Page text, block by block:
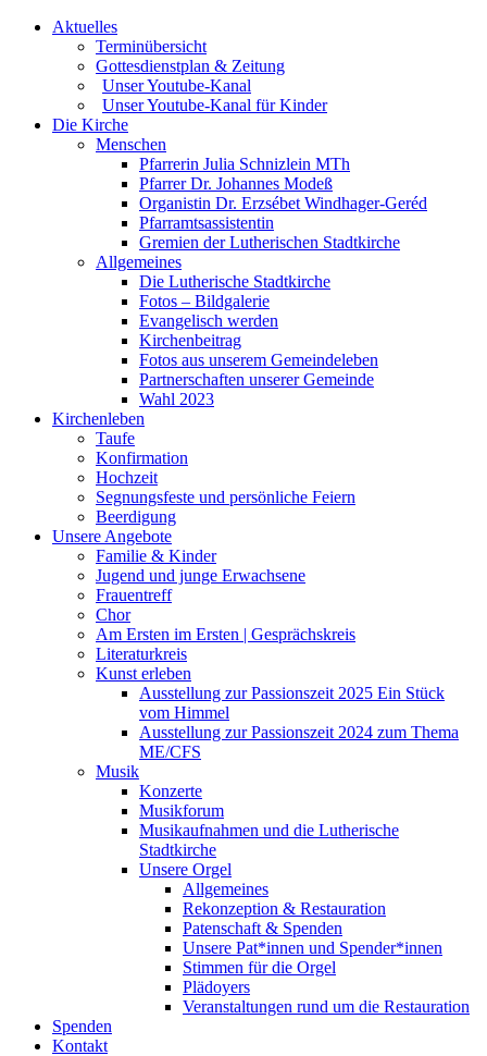
Aktuelles
Terminübersicht
Gottesdienstplan & Zeitung
Unser Youtube-Kanal
Unser Youtube-Kanal für Kinder
Die Kirche
Menschen
Pfarrerin Julia Schnizlein MTh
Pfarrer Dr. Johannes Modeß
Organistin Dr. Erzsébet Windhager-Geréd
Pfarramtsassistentin
Gremien der Lutherischen Stadtkirche
Allgemeines
Die Lutherische Stadtkirche
Fotos – Bildgalerie
Evangelisch werden
Kirchenbeitrag
Fotos aus unserem Gemeindeleben
Partnerschaften unserer Gemeinde
Wahl 2023
Kirchenleben
Taufe
Konfirmation
Hochzeit
Segnungsfeste und persönliche Feiern
Beerdigung
Unsere Angebote
Familie & Kinder
Jugend und junge Erwachsene
Frauentreff
Chor
Am Ersten im Ersten | Gesprächskreis
Literaturkreis
Kunst erleben
Ausstellung zur Passionszeit 2025 Ein Stück
vom Himmel
Ausstellung zur Passionszeit 2024 zum Thema
ME/CFS
Musik
Konzerte
Musikforum
Musikaufnahmen und die Lutherische
Stadtkirche
Unsere Orgel
Allgemeines
Rekonzeption & Restauration
Patenschaft & Spenden
Unsere Pat*innen und Spender*innen
Stimmen für die Orgel
Plädoyers
Veranstaltungen rund um die Restauration
Spenden
Kontakt